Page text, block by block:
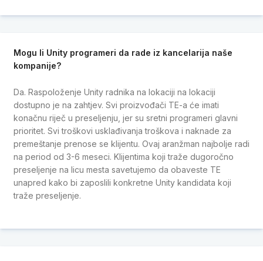
Mogu li Unity programeri da rade iz kancelarija naše
kompanije?
Da. Raspoloženje Unity radnika na lokaciji na lokaciji
dostupno je na zahtjev. Svi proizvođači TE-a će imati
konačnu riječ u preseljenju, jer su sretni programeri glavni
prioritet. Svi troškovi usklađivanja troškova i naknade za
premeštanje prenose se klijentu. Ovaj aranžman najbolje radi
na period od 3-6 meseci. Klijentima koji traže dugoročno
preseljenje na licu mesta savetujemo da obaveste TE
unapred kako bi zaposlili konkretne Unity kandidata koji
traže preseljenje.